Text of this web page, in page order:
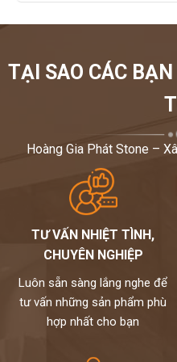
Khách hàng có nhu cầu thiết
như cần tư vấn về các sản
0972101656. Rất mong được
ngôi nhà
TẠI SAO CÁC
Hoàng Gia Phát Stone –
TƯ VẤN NHIỆT TÌNH,
CHUYÊN NGHIỆP
Luôn sẵn sàng lắng nghe để
tư vấn những sản phẩm phù
hợp nhất cho bạn